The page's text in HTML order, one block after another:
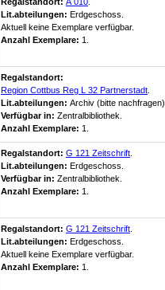
Lit.abteilungen: Erdgeschoss.
Aktuell keine Exemplare verfügbar.
Anzahl Exemplare: 1.
Regalstandort:
Region Cottbus Reg L 32 Partnerstadt
Lit.abteilungen: Archiv (bitte nachfragen).
Verfügbar in: Zentralbibliothek
Anzahl Exemplare: 1.
Regalstandort: G 121 Zeitschrift
Lit.abteilungen: Erdgeschoss.
Verfügbar in: Zentralbibliothek
Anzahl Exemplare: 1.
Regalstandort: G 121 Zeitschrift
Lit.abteilungen: Erdgeschoss.
Aktuell keine Exemplare verfügbar.
Anzahl Exemplare: 1.